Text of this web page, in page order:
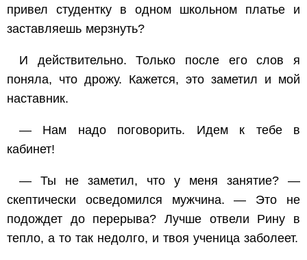
привел студентку в одном школьном платье и
заставляешь мерзнуть?
И действительно. Только после его слов я
поняла, что дрожу. Кажется, это заметил и мой
наставник.
— Нам надо поговорить. Идем к тебе в
кабинет!
— Ты не заметил, что у меня занятие? —
скептически осведомился мужчина. — Это не
подождет до перерыва? Лучше отвели Рину в
тепло, а то так недолго, и твоя ученица заболеет.